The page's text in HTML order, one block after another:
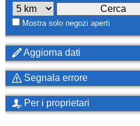
Mostra solo negozi aperti
Aggiorna dati
Segnala errore
Per i proprietari